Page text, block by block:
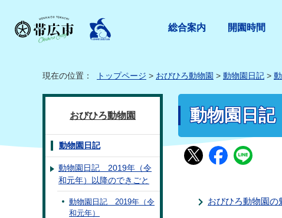
総合案内 開園時間
現在の位置： トップページ > おびひろ動物園 > 動物園日記 >
動物園日記
おびひろ動物園の
おびひろ動物園
動物園日記
動物園日記 2019年（令
和元年）以降のできごと
動物園日記 2019年（令
和元年）